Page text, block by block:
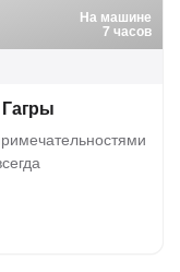
На машине
7 часов